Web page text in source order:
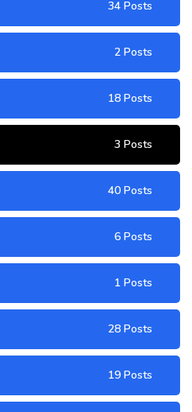
34 Posts
2 Posts
18 Posts
3 Posts
40 Posts
6 Posts
1 Posts
28 Posts
19 Posts